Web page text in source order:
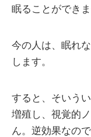
眠ることができま
今の人は、眠れ
します。
すると、そいう
増殖し、視覚的
ん。逆効果なので